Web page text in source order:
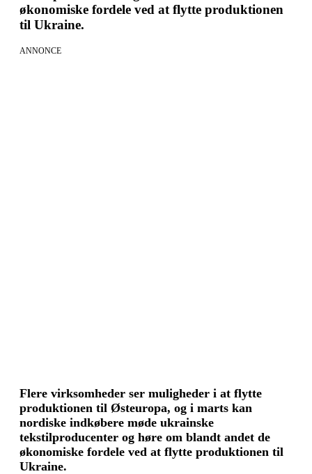
økonomiske fordele ved at flytte produktionen
til Ukraine.
ANNONCE
Flere virksomheder ser muligheder i at flytte
produktionen til Østeuropa, og i marts kan
nordiske indkøbere møde ukrainske
tekstilproducenter og høre om blandt andet de
økonomiske fordele ved at flytte produktionen til
Ukraine.